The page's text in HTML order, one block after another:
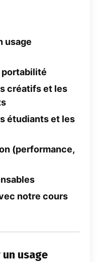
usage
portabilité
créatifs et les
étudiants et les
(performance,
notre cours
usage